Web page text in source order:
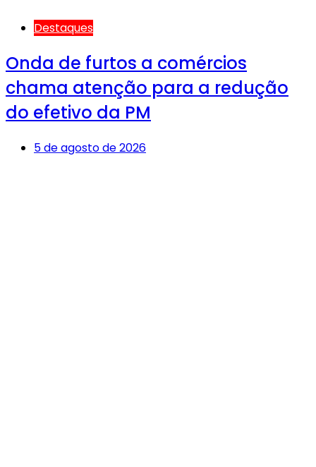
Destaques
Onda de furtos a comércios
chama atenção para a redução
do efetivo da PM
5 de agosto de 2026